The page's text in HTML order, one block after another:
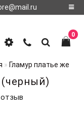
О НАС
0
Гламур платье
(черный)